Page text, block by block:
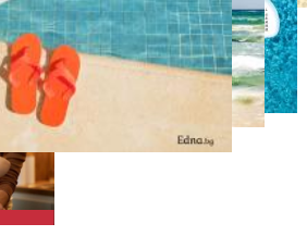
ЛЮБОПИТНО
Тайната на добрата
вечеря не се крие в
сложната рецепта